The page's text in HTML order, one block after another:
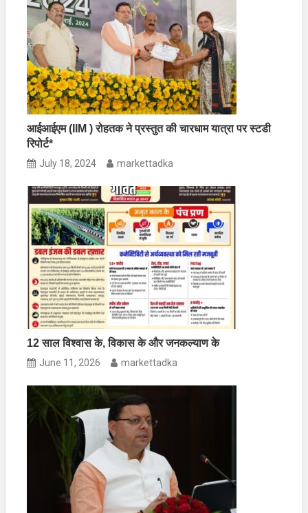
आईआईएम (IIM ) रोहतक ने प्रस्तुत की चारधाम यात्रा पर स्टडी
रिपोर्ट*
July 18, 2024 markettadka
12 साल विश्वास के, विकास के और जनकल्याण के
June 11, 2026 markettadka